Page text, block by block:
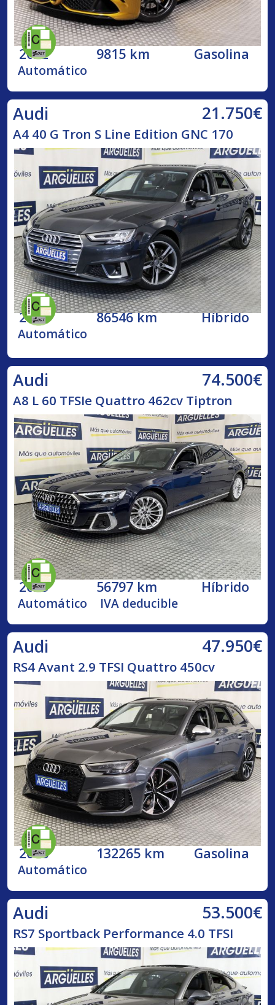
2022 9815 km Gasolina
Automático
Audi 21.750€
A4 40 G Tron S Line Edition GNC 170
2020 86546 km Híbrido
Automático
Audi 74.500€
A8 L 60 TFSIe Quattro 462cv Tiptron
2023 56797 km Híbrido
Automático IVA deducible
Audi 47.950€
RS4 Avant 2.9 TFSI Quattro 450cv
2018 132265 km Gasolina
Automático
Audi 53.500€
RS7 Sportback Performance 4.0 TFSI